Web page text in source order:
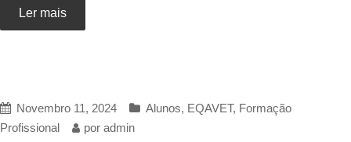
Ler mais
Novembro 11, 2024 Alunos, EQAVET, Formação
Profissional
por admin